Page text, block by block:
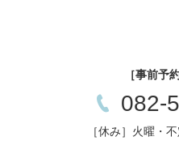
［事前予
082-
［休み］火曜・